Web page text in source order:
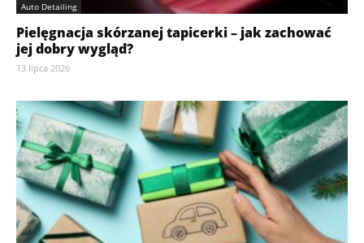
Auto Detailing
Pielęgnacja skórzanej tapicerki – jak zachować
jej dobry wygląd?
13 lipca 2026